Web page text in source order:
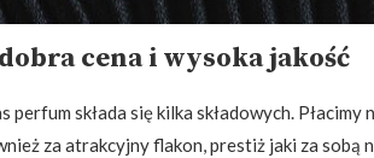
cena i wysoka jakość
perfum składa się kilka składowych.
za atrakcyjny flakon, prestiż jaki za sobą